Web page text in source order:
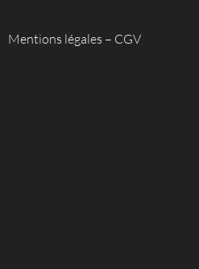
Mentions légales – CGV